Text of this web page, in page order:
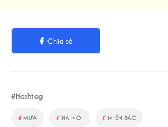
Chia sẻ
#Hashtag
# MƯA # HÀ NỘI # MIỀN BẮC